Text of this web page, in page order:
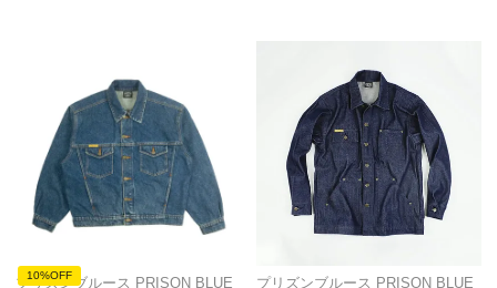
10%OFF
プリズンブルース PRISON BLUE
プリズンブルース PRISON BLUE